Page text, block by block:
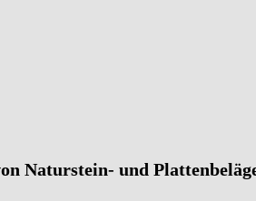
Naturstein- und